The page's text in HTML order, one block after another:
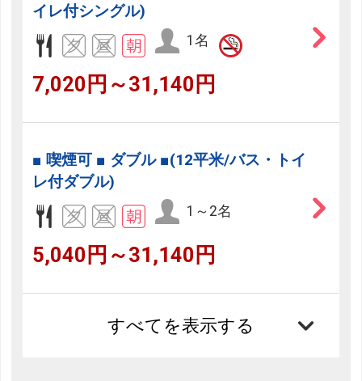
イレ付シングル)
1名
7,020円～31,140円
■ 喫煙可 ■ ダブル ■(12平米/バス・トイ
レ付ダブル)
1～2名
5,040円～31,140円
すべてを表示する